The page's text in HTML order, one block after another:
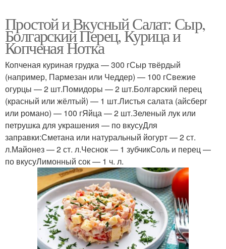
Простой и Вкусный Салат: Сыр,
Болгарский Перец, Курица и
Копченая Нотка
Копченая куриная грудка — 300 гСыр твёрдый
(например, Пармезан или Чеддер) — 100 гСвежие
огурцы — 2 шт.Помидоры — 2 шт.Болгарский перец
(красный или жёлтый) — 1 шт.Листья салата (айсберг
или романо) — 100 гЯйца — 2 шт.Зеленый лук или
петрушка для украшения — по вкусуДля
заправки:Сметана или натуральный йогурт — 2 ст.
л.Майонез — 2 ст. л.Чеснок — 1 зубчикСоль и перец —
по вкусуЛимонный сок — 1 ч. л.